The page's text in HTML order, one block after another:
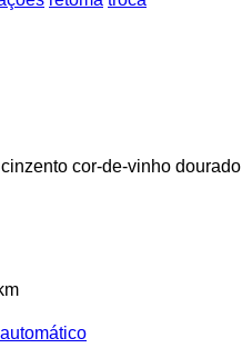
cinzento cor-de-vinho dourado